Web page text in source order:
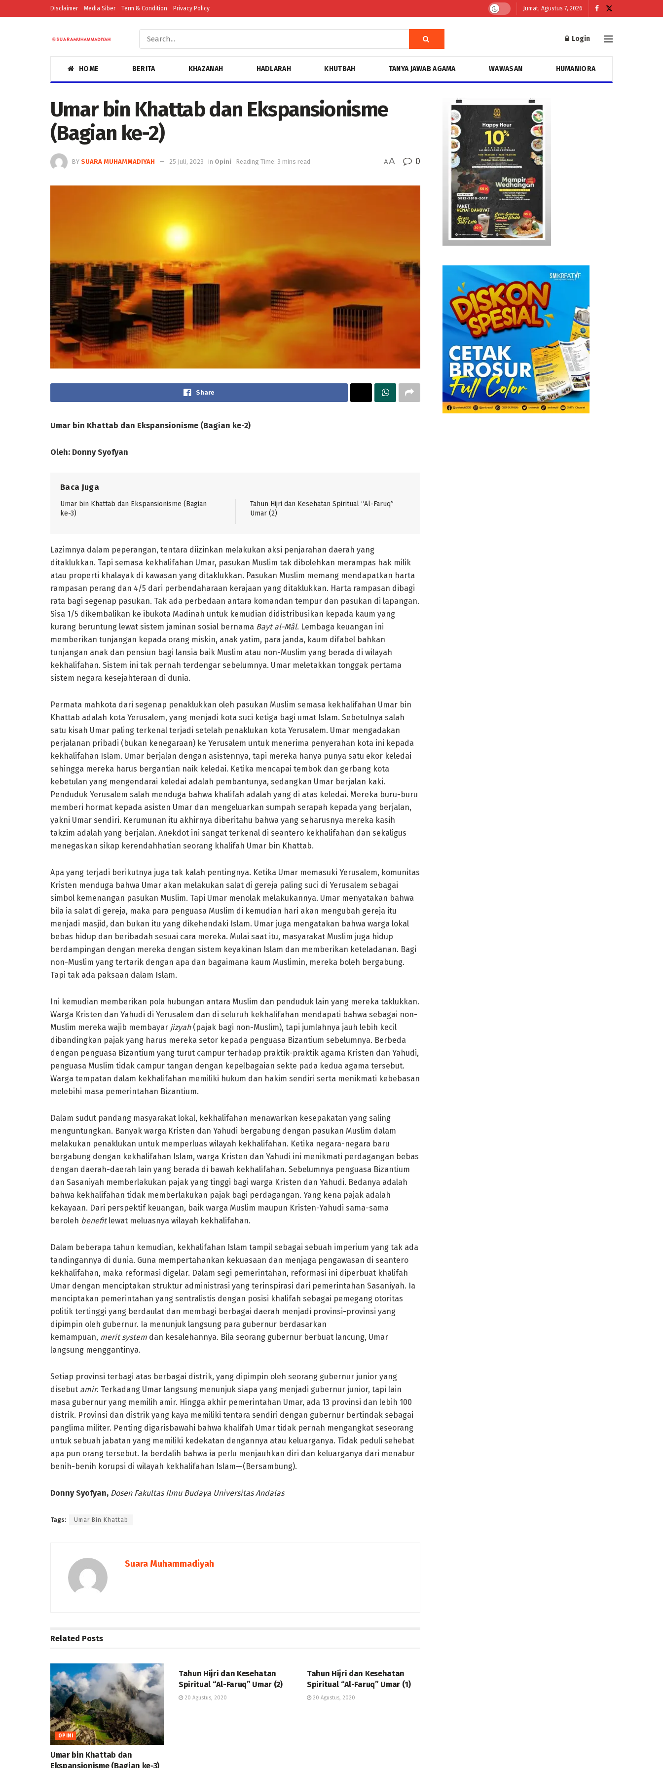
Disclaimer Media Siber Term & Condition Privacy Policy Jumat, Agustus 7, 2026
Login
HOME BERITA KHAZANAH HADLARAH KHUTBAH TANYA JAWAB AGAMA WAWASAN HUMANIORA
Umar bin Khattab dan Ekspansionisme
(Bagian ke-2)
BY SUARA MUHAMMADIYAH 25 Juli, 2023 in Opini Reading Time: 3 mins read AA 0
Share
Umar bin Khattab dan Ekspansionisme (Bagian ke-2)
Oleh: Donny Syofyan
Baca Juga
Umar bin Khattab dan Ekspansionisme (Bagian
ke-3)
Tahun Hijri dan Kesehatan Spiritual “Al-Faruq”
Umar (2)
Lazimnya dalam peperangan, tentara diizinkan melakukan aksi penjarahan daerah yang
ditaklukkan. Tapi semasa kekhalifahan Umar, pasukan Muslim tak dibolehkan merampas hak milik
atau properti khalayak di kawasan yang ditaklukkan. Pasukan Muslim memang mendapatkan harta
rampasan perang dan 4/5 dari perbendaharaan kerajaan yang ditaklukkan. Harta rampasan dibagi
rata bagi segenap pasukan. Tak ada perbedaan antara komandan tempur dan pasukan di lapangan.
Sisa 1/5 dikembalikan ke ibukota Madinah untuk kemudian didistribusikan kepada kaum yang
kurang beruntung lewat sistem jaminan sosial bernama Bayt al-Mâl. Lembaga keuangan ini
memberikan tunjangan kepada orang miskin, anak yatim, para janda, kaum difabel bahkan
tunjangan anak dan pensiun bagi lansia baik Muslim atau non-Muslim yang berada di wilayah
kekhalifahan. Sistem ini tak pernah terdengar sebelumnya. Umar meletakkan tonggak pertama
sistem negara kesejahteraan di dunia.
Permata mahkota dari segenap penaklukkan oleh pasukan Muslim semasa kekhalifahan Umar bin
Khattab adalah kota Yerusalem, yang menjadi kota suci ketiga bagi umat Islam. Sebetulnya salah
satu kisah Umar paling terkenal terjadi setelah penaklukan kota Yerusalem. Umar mengadakan
perjalanan pribadi (bukan kenegaraan) ke Yerusalem untuk menerima penyerahan kota ini kepada
kekhalifahan Islam. Umar berjalan dengan asistennya, tapi mereka hanya punya satu ekor keledai
sehingga mereka harus bergantian naik keledai. Ketika mencapai tembok dan gerbang kota
kebetulan yang mengendarai keledai adalah pembantunya, sedangkan Umar berjalan kaki.
Penduduk Yerusalem salah menduga bahwa khalifah adalah yang di atas keledai. Mereka buru-buru
memberi hormat kepada asisten Umar dan mengeluarkan sumpah serapah kepada yang berjalan,
yakni Umar sendiri. Kerumunan itu akhirnya diberitahu bahwa yang seharusnya mereka kasih
takzim adalah yang berjalan. Anekdot ini sangat terkenal di seantero kekhalifahan dan sekaligus
menegaskan sikap kerendahhatian seorang khalifah Umar bin Khattab.
Apa yang terjadi berikutnya juga tak kalah pentingnya. Ketika Umar memasuki Yerusalem, komunitas
Kristen menduga bahwa Umar akan melakukan salat di gereja paling suci di Yerusalem sebagai
simbol kemenangan pasukan Muslim. Tapi Umar menolak melakukannya. Umar menyatakan bahwa
bila ia salat di gereja, maka para penguasa Muslim di kemudian hari akan mengubah gereja itu
menjadi masjid, dan bukan itu yang dikehendaki Islam. Umar juga mengatakan bahwa warga lokal
bebas hidup dan beribadah sesuai cara mereka. Mulai saat itu, masyarakat Muslim juga hidup
berdampingan dengan mereka dengan sistem keyakinan Islam dan memberikan keteladanan. Bagi
non-Muslim yang tertarik dengan apa dan bagaimana kaum Muslimin, mereka boleh bergabung.
Tapi tak ada paksaan dalam Islam.
Ini kemudian memberikan pola hubungan antara Muslim dan penduduk lain yang mereka taklukkan.
Warga Kristen dan Yahudi di Yerusalem dan di seluruh kekhalifahan mendapati bahwa sebagai non-
Muslim mereka wajib membayar jizyah(pajak bagi non-Muslim), tapi jumlahnya jauh lebih kecil
dibandingkan pajak yang harus mereka setor kepada penguasa Bizantium sebelumnya. Berbeda
dengan penguasa Bizantium yang turut campur terhadap praktik-praktik agama Kristen dan Yahudi,
penguasa Muslim tidak campur tangan dengan kepelbagaian sekte pada kedua agama tersebut.
Warga tempatan dalam kekhalifahan memiliki hukum dan hakim sendiri serta menikmati kebebasan
melebihi masa pemerintahan Bizantium.
Dalam sudut pandang masyarakat lokal, kekhalifahan menawarkan kesepakatan yang saling
menguntungkan. Banyak warga Kristen dan Yahudi bergabung dengan pasukan Muslim dalam
melakukan penaklukan untuk memperluas wilayah kekhalifahan. Ketika negara-negara baru
bergabung dengan kekhalifahan Islam, warga Kristen dan Yahudi ini menikmati perdagangan bebas
dengan daerah-daerah lain yang berada di bawah kekhalifahan. Sebelumnya penguasa Bizantium
dan Sasaniyah memberlakukan pajak yang tinggi bagi warga Kristen dan Yahudi. Bedanya adalah
bahwa kekhalifahan tidak memberlakukan pajak bagi perdagangan. Yang kena pajak adalah
kekayaan. Dari perspektif keuangan, baik warga Muslim maupun Kristen-Yahudi sama-sama
beroleh benefitlewat meluasnya wilayah kekhalifahan.
Dalam beberapa tahun kemudian, kekhalifahan Islam tampil sebagai sebuah imperium yang tak ada
tandingannya di dunia. Guna mempertahankan kekuasaan dan menjaga pengawasan di seantero
kekhalifahan, maka reformasi digelar. Dalam segi pemerintahan, reformasi ini diperbuat khalifah
Umar dengan menciptakan struktur administrasi yang terinspirasi dari pemerintahan Sasaniyah. Ia
menciptakan pemerintahan yang sentralistis dengan posisi khalifah sebagai pemegang otoritas
politik tertinggi yang berdaulat dan membagi berbagai daerah menjadi provinsi-provinsi yang
dipimpin oleh gubernur. Ia menunjuk langsung para gubernur berdasarkan
kemampuan, merit system dan kesalehannya. Bila seorang gubernur berbuat lancung, Umar
langsung menggantinya.
Setiap provinsi terbagi atas berbagai distrik, yang dipimpin oleh seorang gubernur junior yang
disebut amir. Terkadang Umar langsung menunjuk siapa yang menjadi gubernur junior, tapi lain
masa gubernur yang memilih amir. Hingga akhir pemerintahan Umar, ada 13 provinsi dan lebih 100
distrik. Provinsi dan distrik yang kaya memiliki tentara sendiri dengan gubernur bertindak sebagai
panglima militer. Penting digarisbawahi bahwa khalifah Umar tidak pernah mengangkat seseorang
untuk sebuah jabatan yang memiliki kedekatan dengannya atau keluarganya. Tidak peduli sehebat
apa pun orang tersebut. Ia berdalih bahwa ia perlu menjauhkan diri dan keluarganya dari menabur
benih-benih korupsi di wilayah kekhalifahan Islam—(Bersambung).
Donny Syofyan, Dosen Fakultas Ilmu Budaya Universitas Andalas
Tags: Umar Bin Khattab
Suara Muhammadiyah
Related Posts
OPINI
Umar bin Khattab dan
Ekspansionisme (Bagian ke-3)
Tahun Hijri dan Kesehatan
Spiritual “Al-Faruq” Umar (2)
20 Agustus, 2020
Tahun Hijri dan Kesehatan
Spiritual “Al-Faruq” Umar (1)
20 Agustus, 2020